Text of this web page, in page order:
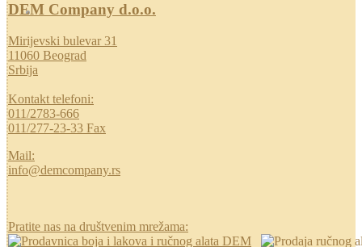
DEM Company d.o.o.
Mirijevski bulevar 31
11060 Beograd
Srbija
Kontakt telefoni:
011/2783-666
011/277-23-33 Fax
Mail:
info@demcompany.rs
Pratite nas na društvenim mrežama: